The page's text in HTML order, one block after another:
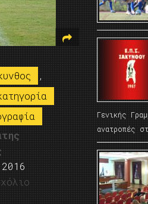
,
Γενικής
ανατροπές